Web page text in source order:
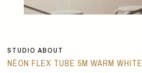
STUDIO ABOUT
NÉON FLEX TUBE 5M WARM WHITE